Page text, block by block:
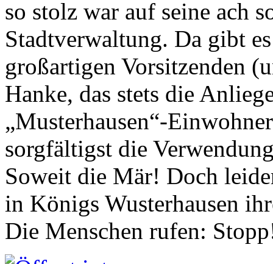
so stolz war auf seine ach
Stadtverwaltung. Da gibt
großartigen Vorsitzenden
Hanke, das stets die
„Musterhausen“-
sorgfältigst die
Soweit die Mär! Doch
in Königs Wusterhausen
Die Menschen rufen: